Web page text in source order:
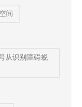
间
从识别障碍蜕